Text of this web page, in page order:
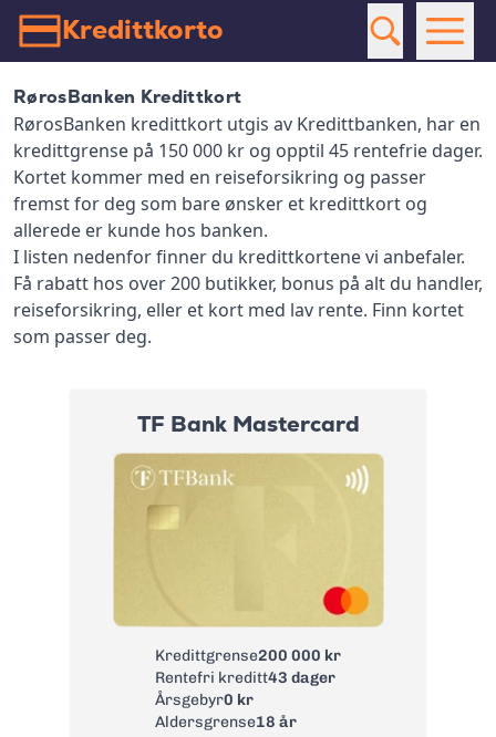
Kredittkorto
RørosBanken Kredittkort
RørosBanken kredittkort utgis av Kredittbanken, har en
kredittgrense på 150 000 kr og opptil 45 rentefrie dager.
Kortet kommer med en reiseforsikring og passer
fremst for deg som bare ønsker et kredittkort og
allerede er kunde hos banken.
I listen nedenfor finner du kredittkortene vi anbefaler.
Få rabatt hos over 200 butikker, bonus på alt du handler,
reiseforsikring, eller et kort med lav rente. Finn kortet
som passer deg.
TF Bank Mastercard
Kredittgrense200 000 kr
Rentefri kreditt43 dager
Årsgebyr0 kr
Aldersgrense18 år